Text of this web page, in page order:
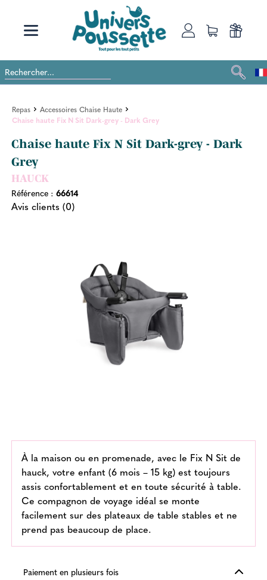
Repas
Accessoires Chaise Haute
Chaise haute Fix N Sit Dark-grey - Dark Grey
Chaise haute Fix N Sit Dark-grey - Dark
Grey
HAUCK
Référence : 66614
Avis clients (0)
À la maison ou en promenade, avec le Fix N Sit de
hauck, votre enfant (6 mois – 15 kg) est toujours
assis confortablement et en toute sécurité à table.
Ce compagnon de voyage idéal se monte
facilement sur des plateaux de table stables et ne
prend pas beaucoup de place.
Paiement en plusieurs fois